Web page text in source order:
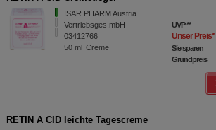
ISAR PHARM Austria
Vertriebsges.mbH
03412766
50 ml Creme
UVP**
Unser Preis*
Sie sparen
Grundpreis
RETIN A CID leichte Tagescreme